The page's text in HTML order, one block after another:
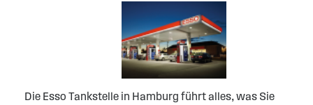
Die Esso Tankstelle in Hamburg führt alles, was Sie